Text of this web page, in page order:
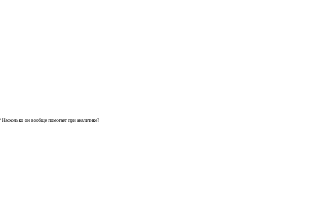
он вообще помогает при аналитике?